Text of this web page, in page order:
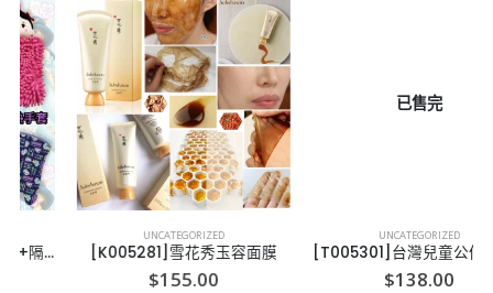
UNCATEGORIZED
[K005281]雪花秀玉容面膜
155.00
UNCATEGORIZED
[T005301]台灣兒童公仔立體口罩 3-6歲
138.00